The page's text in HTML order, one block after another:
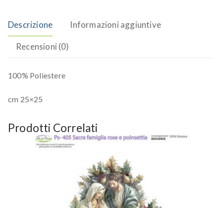
Descrizione Informazioni aggiuntive
Recensioni (0)
100% Poliestere
cm 25×25
Prodotti Correlati